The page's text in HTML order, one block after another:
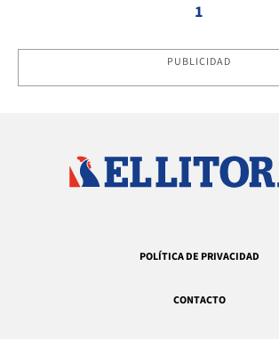
1
PUBLICIDAD
POLÍTICA DE PRIVACIDAD
CONTACTO